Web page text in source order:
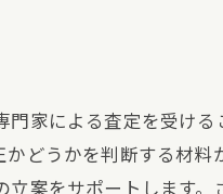
家による査定を受け
どうかを判断する材
案をサポートします